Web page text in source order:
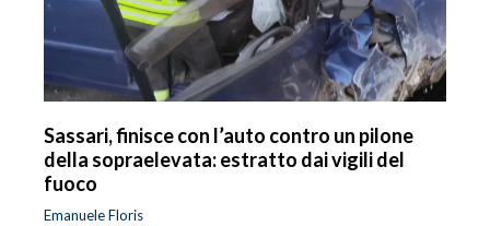
Sassari, finisce con l’auto contro un pilone
della sopraelevata: estratto dai vigili del
fuoco
Emanuele Floris